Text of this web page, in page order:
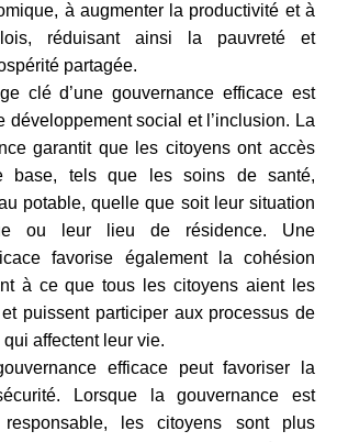
à augmenter la productivité et à
réduisant ainsi la pauvreté et
partagée.
clé d’une gouvernance efficace est
développement social et l’inclusion. La
garantit que les citoyens ont accès
base, tels que les soins de santé,
potable, quelle que soit leur situation
ou leur lieu de résidence. Une
favorise également la cohésion
à ce que tous les citoyens aient les
puissent participer aux processus de
affectent leur vie.
efficace peut favoriser la
Lorsque la gouvernance est
responsable, les citoyens sont plus